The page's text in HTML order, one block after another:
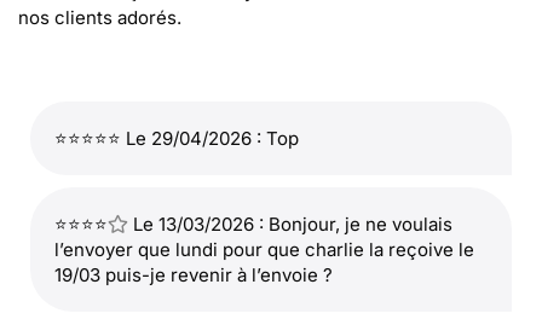
nos clients adorés.
⭐⭐⭐⭐⭐ Le 29/04/2026 : Top
⭐⭐⭐⭐
Le 13/03/2026 : Bonjour, je ne voulais
l’envoyer que lundi pour que charlie la reçoive le
19/03 puis-je revenir à l’envoie ?